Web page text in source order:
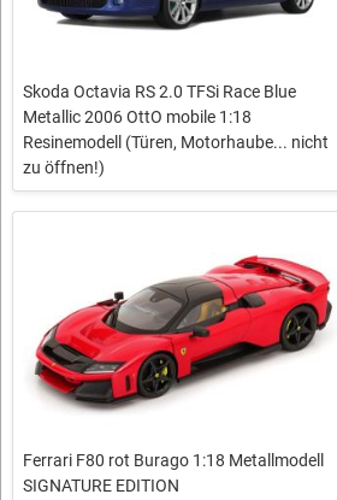
Skoda Octavia RS 2.0 TFSi Race Blue
Metallic 2006 OttO mobile 1:18
Resinemodell (Türen, Motorhaube... nicht
zu öffnen!)
Ferrari F80 rot Burago 1:18 Metallmodell
SIGNATURE EDITION